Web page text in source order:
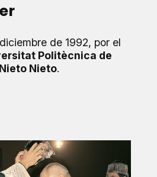
de 1992, por el
Politècnica de
Nieto.